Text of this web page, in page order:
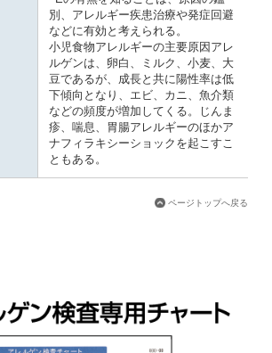
別、アレルギー疾患治療や発症回避
などに有効と考えられる。
小児食物アレルギーの主要原因アレ
ルゲンは、卵白、ミルク、小麦、大
豆であるが、成長と共に陽性率は低
下傾向となり、エビ、カニ、魚介類
などの頻度が増加してくる。じんま
疹、喘息、胃腸アレルギーのほかア
ナフィラキシーショックを起こすこ
ともある。
ページトップへ戻る